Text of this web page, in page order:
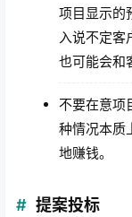
项目显示的
入说不定客
也可能会和
不要在意项
种情况本质
地赚钱。
提案投标